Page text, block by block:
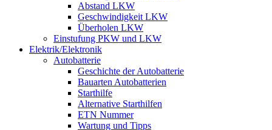
Abstand LKW
Geschwindigkeit LKW
Überholen LKW
Einstufung PKW und LKW
Elektrik/Elektronik
Autobatterie
Geschichte der Autobatterie
Bauarten Autobatterien
Starthilfe
Alternative Starthilfen
ETN Nummer
Wartung und Tipps